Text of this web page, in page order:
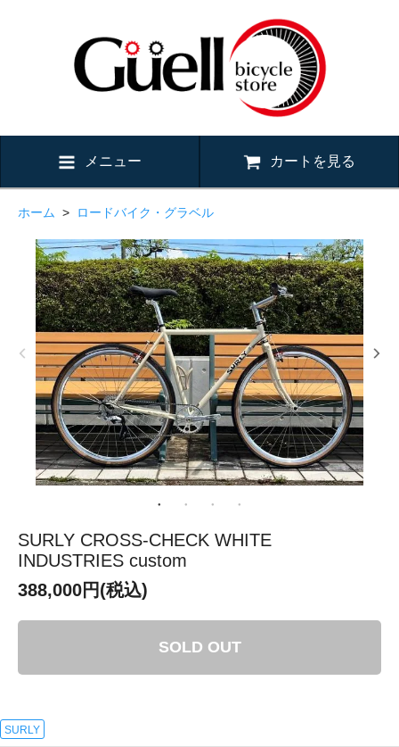
メニュー カートを見る
ホーム > ロードバイク・グラベル
SURLY CROSS-CHECK WHITE
INDUSTRIES custom
388,000円(税込)
SOLD OUT
SURLY